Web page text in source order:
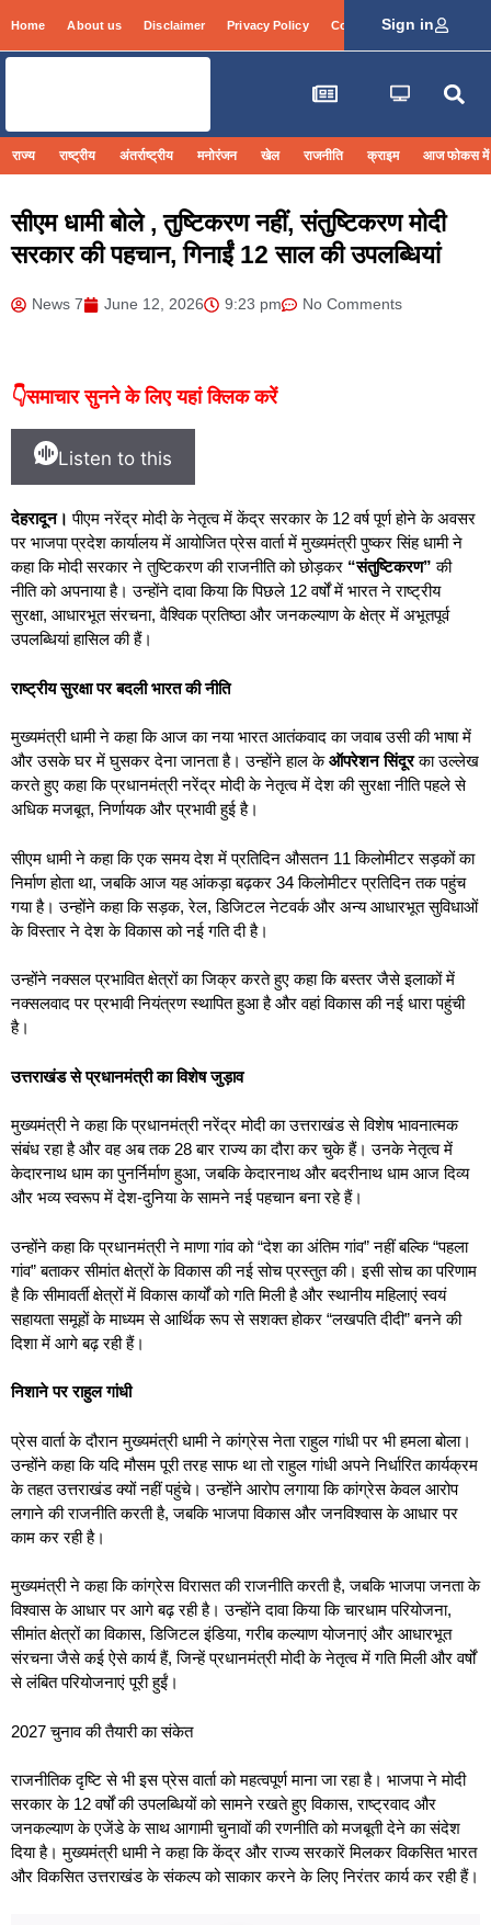
Home About us Disclaimer Privacy Policy Contact Info Login
Sign in
राज्य राष्ट्रीय अंतर्राष्ट्रीय मनोरंजन खेल राजनीति क्राइम आज फोकस में
सीएम धामी बोले , तुष्टिकरण नहीं, संतुष्टिकरण मोदी
सरकार की पहचान, गिनाईं 12 साल की उपलब्धियां
News 7 June 12, 2026 9:23 pm No Comments
👇समाचार सुनने के लिए यहां क्लिक करें
Listen to this
देहरादून। पीएम नरेंद्र मोदी के नेतृत्व में केंद्र सरकार के 12 वर्ष पूर्ण होने के अवसर
पर भाजपा प्रदेश कार्यालय में आयोजित प्रेस वार्ता में मुख्यमंत्री पुष्कर सिंह धामी ने
कहा कि मोदी सरकार ने तुष्टिकरण की राजनीति को छोड़कर “संतुष्टिकरण” की
नीति को अपनाया है। उन्होंने दावा किया कि पिछले 12 वर्षों में भारत ने राष्ट्रीय
सुरक्षा, आधारभूत संरचना, वैश्विक प्रतिष्ठा और जनकल्याण के क्षेत्र में अभूतपूर्व
उपलब्धियां हासिल की हैं।
राष्ट्रीय सुरक्षा पर बदली भारत की नीति
मुख्यमंत्री धामी ने कहा कि आज का नया भारत आतंकवाद का जवाब उसी की भाषा में
और उसके घर में घुसकर देना जानता है। उन्होंने हाल केऑपरेशन सिंदूरका उल्लेख
करते हुए कहा कि प्रधानमंत्री नरेंद्र मोदी के नेतृत्व में देश की सुरक्षा नीति पहले से
अधिक मजबूत, निर्णायक और प्रभावी हुई है।
सीएम धामी ने कहा कि एक समय देश में प्रतिदिन औसतन 11 किलोमीटर सड़कों का
निर्माण होता था, जबकि आज यह आंकड़ा बढ़कर 34 किलोमीटर प्रतिदिन तक पहुंच
गया है। उन्होंने कहा कि सड़क, रेल, डिजिटल नेटवर्क और अन्य आधारभूत सुविधाओं
के विस्तार ने देश के विकास को नई गति दी है।
उन्होंने नक्सल प्रभावित क्षेत्रों का जिक्र करते हुए कहा कि बस्तर जैसे इलाकों में
नक्सलवाद पर प्रभावी नियंत्रण स्थापित हुआ है और वहां विकास की नई धारा पहुंची
है।
उत्तराखंड से प्रधानमंत्री का विशेष जुड़ाव
मुख्यमंत्री ने कहा कि प्रधानमंत्री नरेंद्र मोदी का उत्तराखंड से विशेष भावनात्मक
संबंध रहा है और वह अब तक 28 बार राज्य का दौरा कर चुके हैं। उनके नेतृत्व में
केदारनाथ धाम का पुनर्निर्माण हुआ, जबकि केदारनाथ और बदरीनाथ धाम आज दिव्य
और भव्य स्वरूप में देश-दुनिया के सामने नई पहचान बना रहे हैं।
उन्होंने कहा कि प्रधानमंत्री ने माणा गांव को “देश का अंतिम गांव” नहीं बल्कि “पहला
गांव” बताकर सीमांत क्षेत्रों के विकास की नई सोच प्रस्तुत की। इसी सोच का परिणाम
है कि सीमावर्ती क्षेत्रों में विकास कार्यों को गति मिली है और स्थानीय महिलाएं स्वयं
सहायता समूहों के माध्यम से आर्थिक रूप से सशक्त होकर “लखपति दीदी” बनने की
दिशा में आगे बढ़ रही हैं।
निशाने पर राहुल गांधी
प्रेस वार्ता के दौरान मुख्यमंत्री धामी ने कांग्रेस नेता राहुल गांधी पर भी हमला बोला।
उन्होंने कहा कि यदि मौसम पूरी तरह साफ था तो राहुल गांधी अपने निर्धारित कार्यक्रम
के तहत उत्तराखंड क्यों नहीं पहुंचे। उन्होंने आरोप लगाया कि कांग्रेस केवल आरोप
लगाने की राजनीति करती है, जबकि भाजपा विकास और जनविश्वास के आधार पर
काम कर रही है।
मुख्यमंत्री ने कहा कि कांग्रेस विरासत की राजनीति करती है, जबकि भाजपा जनता के
विश्वास के आधार पर आगे बढ़ रही है। उन्होंने दावा किया कि चारधाम परियोजना,
सीमांत क्षेत्रों का विकास, डिजिटल इंडिया, गरीब कल्याण योजनाएं और आधारभूत
संरचना जैसे कई ऐसे कार्य हैं, जिन्हें प्रधानमंत्री मोदी के नेतृत्व में गति मिली और वर्षों
से लंबित परियोजनाएं पूरी हुईं।
2027 चुनाव की तैयारी का संकेत
राजनीतिक दृष्टि से भी इस प्रेस वार्ता को महत्वपूर्ण माना जा रहा है। भाजपा ने मोदी
सरकार के 12 वर्षों की उपलब्धियों को सामने रखते हुए विकास, राष्ट्रवाद और
जनकल्याण के एजेंडे के साथ आगामी चुनावों की रणनीति को मजबूती देने का संदेश
दिया है। मुख्यमंत्री धामी ने कहा कि केंद्र और राज्य सरकारें मिलकर विकसित भारत
और विकसित उत्तराखंड के संकल्प को साकार करने के लिए निरंतर कार्य कर रही हैं।